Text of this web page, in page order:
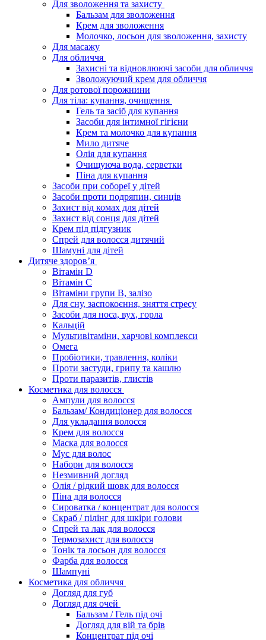
Для зволоження та захисту
Бальзам для зволоження
Крем для зволоження
Молочко, лосьон для зволоження, захисту
Для масажу
Для обличчя
Захисні та відновлюючі засоби для обличчя
Зволожуючий крем для обличчя
Для ротової порожнини
Для тіла: купання, очищення
Гель та засіб для купання
Засоби для інтимної гігієни
Крем та молочко для купання
Мило дитяче
Олія для купання
Очищуюча вода, серветки
Піна для купання
Засоби при собореї у дітей
Засоби проти подряпин, синців
Захист від комах для дітей
Захист від сонця для дітей
Крем під підгузник
Спрей для волосся дитячий
Шамуні для дітей
Дитяче здоров’я
Вітамін D
Вітамін С
Вітаміни групи В, залізо
Для сну, заспокоєння, зняття стресу
Засоби для носа, вух, горла
Кальцій
Мультивітаміни, харчові комплекси
Омега
Пробіотики, травлення, коліки
Проти застуди, грипу та кашлю
Проти паразитів, глистів
Косметика для волосся
Ампули для волосся
Бальзам/ Кондиціонер для волосся
Для укладання волосся
Крем для волосся
Маска для волосся
Мус для волос
Набори для волосся
Незмивний догляд
Олія / рідкий шовк для волосся
Піна для волосся
Сироватка / концентрат для волосся
Скраб / пілінг для шкіри голови
Спрей та лак для волосся
Термозахист для волосся
Тонік та лосьон для волосся
Фарба для волосся
Шампуні
Косметика для обличчя
Догляд для губ
Догляд для очей
Бальзам / Гель під очі
Догляд для вій та брів
Концентрат під очі